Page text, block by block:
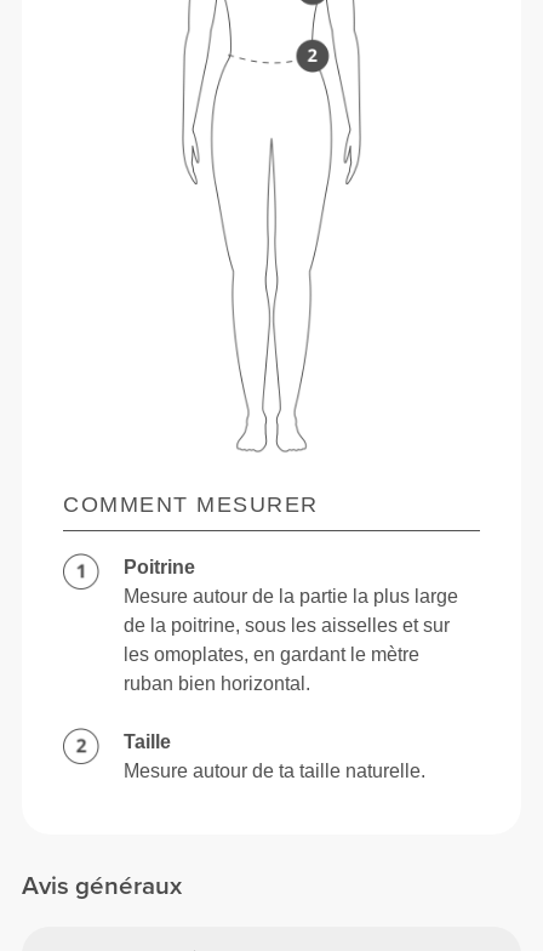
Avis généraux
COMMENT MESURER
Poitrine
Mesure autour de la partie la plus large
de la poitrine, sous les aisselles et sur
les omoplates, en gardant le mètre
ruban bien horizontal.
Taille
Mesure autour de ta taille naturelle.